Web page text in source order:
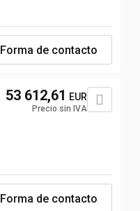
Forma de contacto
53 612,61 EUR
Precio sin IVA
Forma de contacto